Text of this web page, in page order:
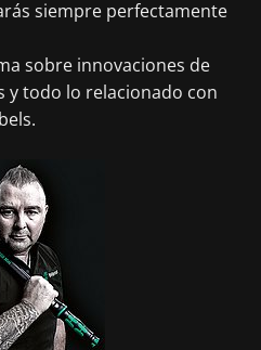
siempre perfectamente
sobre innovaciones de
todo lo relacionado con